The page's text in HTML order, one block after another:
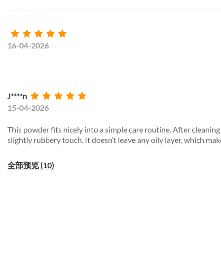
16-04-2026
J****n
15-04-2026
This powder fits nicely into a simple care routine. After
slightly rubbery touch. It doesn’t leave any oily layer, which
全部预览 (10)